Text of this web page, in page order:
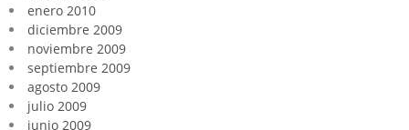
enero 2010
diciembre 2009
noviembre 2009
septiembre 2009
agosto 2009
julio 2009
junio 2009